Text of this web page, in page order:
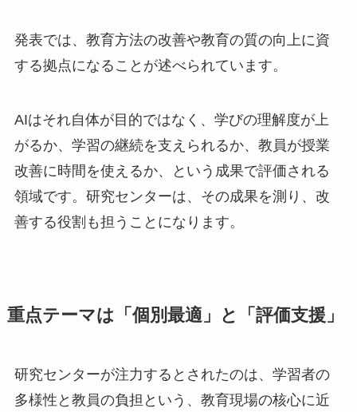
発表では、教育方法の改善や教育の質の向上に資
する拠点になることが述べられています。
AIはそれ自体が目的ではなく、学びの理解度が上
がるか、学習の継続を支えられるか、教員が授業
改善に時間を使えるか、という成果で評価される
領域です。研究センターは、その成果を測り、改
善する役割も担うことになります。
重点テーマは「個別最適」と「評価支援」
研究センターが注力するとされたのは、学習者の
多様性と教員の負担という、教育現場の核心に近